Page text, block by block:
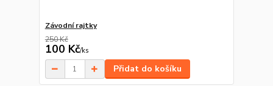
Závodní rajtky
250 Kč
100 Kč/ks
Přidat do košíku